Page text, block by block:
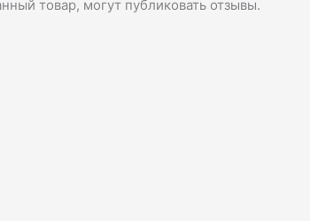
товар, могут публиковать отзывы.